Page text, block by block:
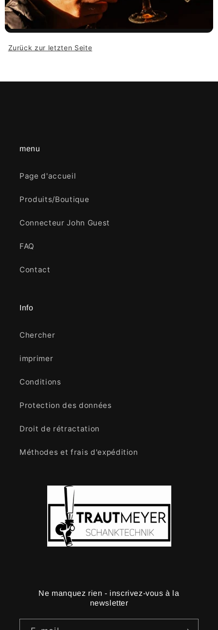
Zurück zur letzten Seite
menu
Page d'accueil
Produits/Boutique
Connecteur John Guest
FAQ
Contact
Info
Chercher
imprimer
Conditions
Protection des données
Droit de rétractation
Méthodes et frais d'expédition
Ne manquez rien - inscrivez-vous à la
newsletter